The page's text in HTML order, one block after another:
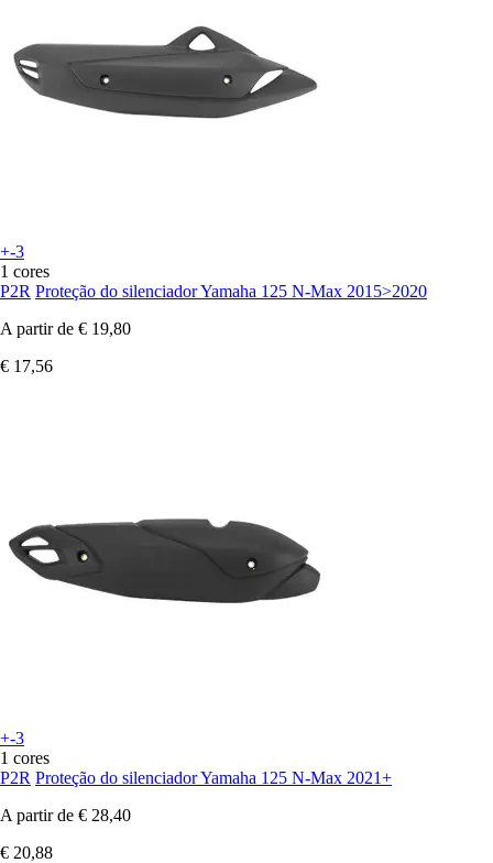
+-3
1 cores
P2R Proteção do silenciador Yamaha 125 N-Max 2015>2020
A partir de € 19,80
€ 17,56
+-3
1 cores
P2R Proteção do silenciador Yamaha 125 N-Max 2021+
A partir de € 28,40
€ 20,88